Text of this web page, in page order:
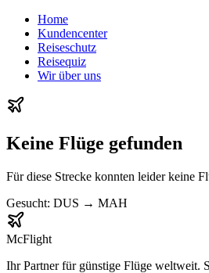
Home
Kundencenter
Reiseschutz
Reisequiz
Wir über uns
Keine Flüge gefunden
Für diese Strecke konnten leider keine
Gesucht: DUS → MAH
McFlight
Ihr Partner für günstige Flüge weltweit.